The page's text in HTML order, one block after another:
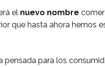
el nuevo nombre
que hasta ahora hemos
pensada para los